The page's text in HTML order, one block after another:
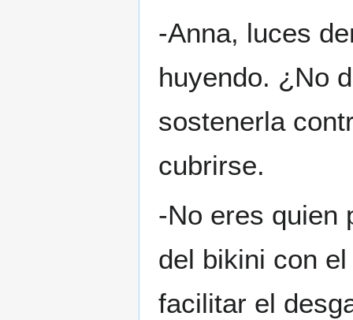
-Anna, luces
huyendo. ¿No
sostenerla
cubrirse.
-No eres quien
del bikini con
facilitar el